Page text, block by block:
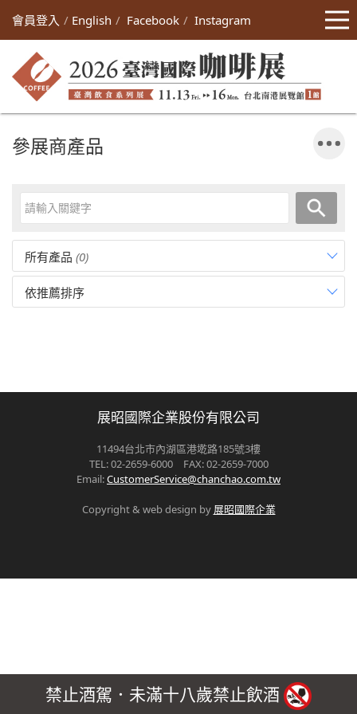
會員登入 English Facebook Instagram
參展商產品
所有產品 (0)
依推薦排序
展昭國際企業股份有限公司
11494台北市內湖區港墘路185號3樓
TEL: 02-2659-6000 FAX: 02-2659-7000
Email:CustomerService@chanchao.com.tw
Copyright & web design by 展昭國際企業
禁止酒駕．未滿十八歲禁止飲酒